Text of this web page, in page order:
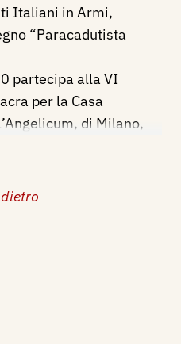
Italiani in Armi,
“Paracadutista
partecipa alla VI
per la Casa
di Milano,
Milano,